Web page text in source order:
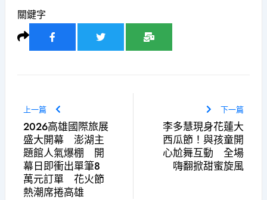
關鍵字
上一篇
2026高雄國際旅展
盛大開幕 澎湖主
題館人氣爆棚 開
幕日即衝出單筆8
萬元訂單 花火節
熱潮席捲高雄
下一篇
李多慧現身花蓮大
西瓜節！與孩童開
心尬舞互動 全場
嗨翻掀甜蜜旋風